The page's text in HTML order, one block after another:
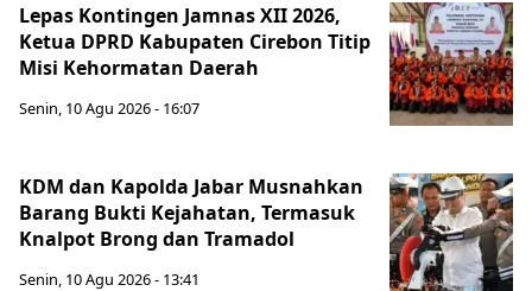
Lepas Kontingen Jamnas XII 2026,
Ketua DPRD Kabupaten Cirebon Titip
Misi Kehormatan Daerah
Senin, 10 Agu 2026 - 16:07
KDM dan Kapolda Jabar Musnahkan
Barang Bukti Kejahatan, Termasuk
Knalpot Brong dan Tramadol
Senin, 10 Agu 2026 - 13:41